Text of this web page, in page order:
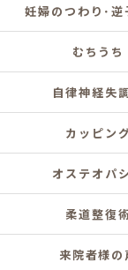
妊婦のつわり･逆
むちうち
自律神経失
カッピン
オステオパ
柔道整復
来院者様の